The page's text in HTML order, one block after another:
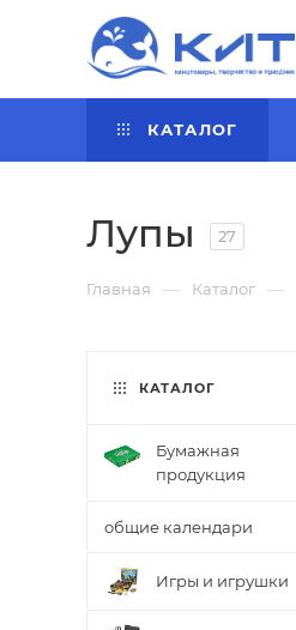
КАТАЛОГ
Лупы 27
Главная — Каталог —
КАТАЛОГ
Бумажная
продукция
общие календари
Игры и игрушки